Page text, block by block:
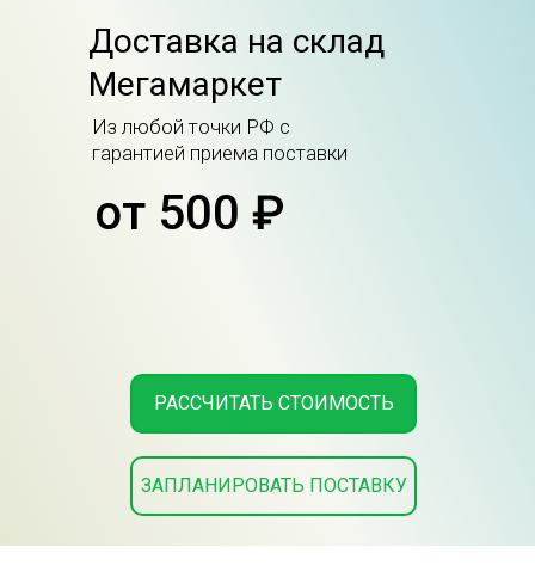
Доставка на склад
Мегамаркет
РАССЧИТАТЬ СТОИМОСТЬ
Из любой точки РФ с
гарантией приема поставки
ЗАПЛАНИРОВАТЬ ПОСТАВКУ
от 500 ₽